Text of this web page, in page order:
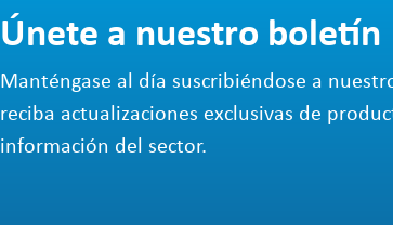
Únete a nuestro boletín
Manténgase al día suscribiéndose a
reciba actualizaciones exclusivas de
información del sector.